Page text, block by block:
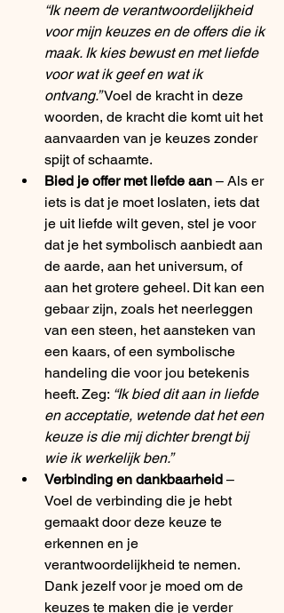
“Ik neem de verantwoordelijkheid
voor mijn keuzes en de offers die ik
maak. Ik kies bewust en met liefde
voor wat ik geef en wat ik
ontvang.” Voel de kracht in deze
woorden, de kracht die komt uit het
aanvaarden van je keuzes zonder
spijt of schaamte.
Bied je offer met liefde aan – Als er
iets is dat je moet loslaten, iets dat
je uit liefde wilt geven, stel je voor
dat je het symbolisch aanbiedt aan
de aarde, aan het universum, of
aan het grotere geheel. Dit kan een
gebaar zijn, zoals het neerleggen
van een steen, het aansteken van
een kaars, of een symbolische
handeling die voor jou betekenis
heeft. Zeg: “Ik bied dit aan in liefde
en acceptatie, wetende dat het een
keuze is die mij dichter brengt bij
wie ik werkelijk ben.”
Verbinding en dankbaarheid –
Voel de verbinding die je hebt
gemaakt door deze keuze te
erkennen en je
verantwoordelijkheid te nemen.
Dank jezelf voor je moed om de
keuzes te maken die je verder